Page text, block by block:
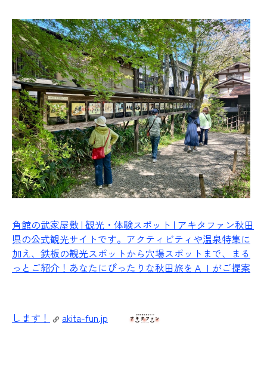
角館の武家屋敷 | 観光・体験スポット | アキタファン秋田
県の公式観光サイトです。アクティビティや温泉特集に
加え、鉄板の観光スポットから穴場スポットまで、まる
っとご紹介！あなたにぴったりな秋田旅をＡＩがご提案
します！ akita-fun.jp